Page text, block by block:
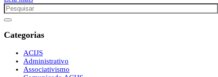
Categorias
ACIJS
Administrativo
Associativismo